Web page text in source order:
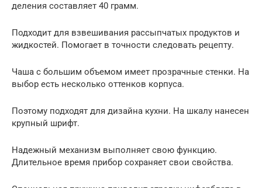
деления составляет 40 грамм.
Подходит для взвешивания рассыпчатых продуктов и
жидкостей. Помогает в точности следовать рецепту.
Чаша с большим объемом имеет прозрачные стенки. На
выбор есть несколько оттенков корпуса.
Поэтому подходят для дизайна кухни. На шкалу нанесен
крупный шрифт.
Надежный механизм выполняет свою функцию.
Длительное время прибор сохраняет свои свойства.